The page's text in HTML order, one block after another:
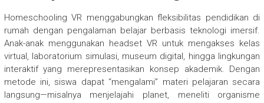
Homeschooling VR menggabungkan fleksibilitas pendidikan di
rumah dengan pengalaman belajar berbasis teknologi imersif.
Anak-anak menggunakan headset VR untuk mengakses kelas
virtual, laboratorium simulasi, museum digital, hingga lingkungan
interaktif yang merepresentasikan konsep akademik. Dengan
metode ini, siswa dapat “mengalami” materi pelajaran secara
langsung—misalnya menjelajahi planet, meneliti organisme